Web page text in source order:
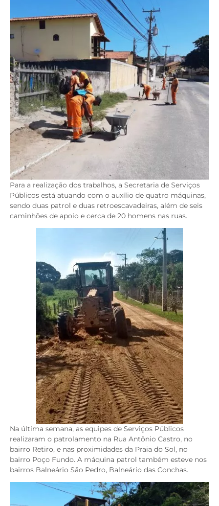
Para a realização dos trabalhos, a Secretaria de Serviços
Públicos está atuando com o auxílio de quatro máquinas,
sendo duas patrol e duas retroescavadeiras, além de seis
caminhões de apoio e cerca de 20 homens nas ruas.
Na última semana, as equipes de Serviços Públicos
realizaram o patrolamento na Rua Antônio Castro, no
bairro Retiro, e nas proximidades da Praia do Sol, no
bairro Poço Fundo. A máquina patrol também esteve nos
bairros Balneário São Pedro, Balneário das Conchas.